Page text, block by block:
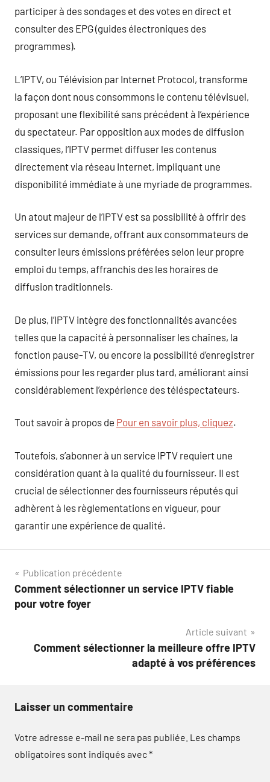
participer à des sondages et des votes en direct et
consulter des EPG (guides électroniques des
programmes).
L’IPTV, ou Télévision par Internet Protocol, transforme
la façon dont nous consommons le contenu télévisuel,
proposant une flexibilité sans précédent à l’expérience
du spectateur. Par opposition aux modes de diffusion
classiques, l’IPTV permet diffuser les contenus
directement via réseau Internet, impliquant une
disponibilité immédiate à une myriade de programmes.
Un atout majeur de l’IPTV est sa possibilité à offrir des
services sur demande, offrant aux consommateurs de
consulter leurs émissions préférées selon leur propre
emploi du temps, affranchis des les horaires de
diffusion traditionnels.
De plus, l’IPTV intègre des fonctionnalités avancées
telles que la capacité à personnaliser les chaînes, la
fonction pause-TV, ou encore la possibilité d’enregistrer
émissions pour les regarder plus tard, améliorant ainsi
considérablement l’expérience des téléspectateurs.
Tout savoir à propos de Pour en savoir plus, cliquez.
Toutefois, s’abonner à un service IPTV requiert une
considération quant à la qualité du fournisseur. Il est
crucial de sélectionner des fournisseurs réputés qui
adhèrent à les règlementations en vigueur, pour
garantir une expérience de qualité.
Navigation
de
Publication précédente
Comment sélectionner un service IPTV fiable
pour votre foyer
Article suivant
Comment sélectionner la meilleure offre IPTV
adapté à vos préférences
Laisser un commentaire
Votre adresse e-mail ne sera pas publiée. Les champs
obligatoires sont indiqués avec*